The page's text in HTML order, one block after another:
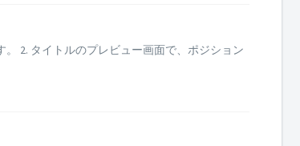
2. タイトルのプレビュー画面で、ポジション